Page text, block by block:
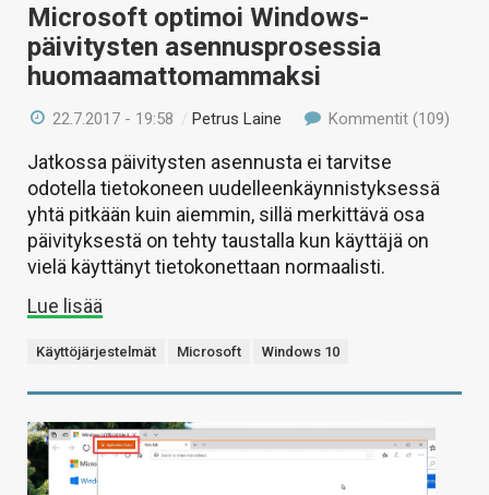
Microsoft optimoi Windows-
päivitysten asennusprosessia
huomaamattomammaksi
22.7.2017 - 19:58 /Petrus Laine Kommentit (109)
Jatkossa päivitysten asennusta ei tarvitse
odotella tietokoneen uudelleenkäynnistyksessä
yhtä pitkään kuin aiemmin, sillä merkittävä osa
päivityksestä on tehty taustalla kun käyttäjä on
vielä käyttänyt tietokonettaan normaalisti.
Lue lisää
Käyttöjärjestelmät Microsoft Windows 10